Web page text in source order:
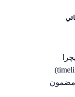
مضمون